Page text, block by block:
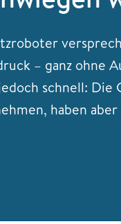
– ganz ohne
schnell: Die
haben